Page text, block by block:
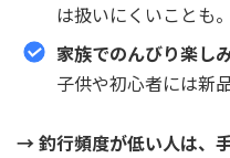
は扱いにくいことも。
家族でのんびり楽し
子供や初心者には新
→ 釣行頻度が低い人は、